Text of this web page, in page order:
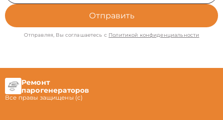
Отправить
Отправляя, Вы соглашаетесь с Политикой конфиденциальности
Ремонт
парогенераторов
Все правы защищены (с)